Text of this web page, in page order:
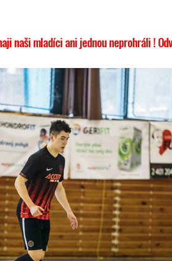
naši mladíci ani jednou neprohráli !